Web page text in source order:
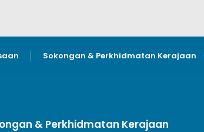
Sokongan & Perkhidmatan Kerajaan
& Perkhidmatan Kerajaan